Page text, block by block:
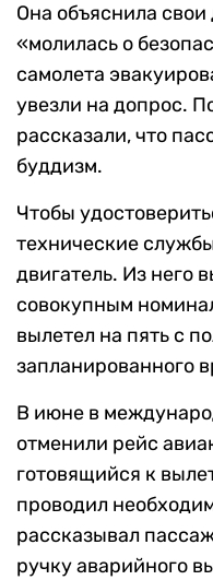
Она объяснила свои
«молилась о
самолета
увезли на допрос.
рассказали, что
буддизм.
Чтобы
технические
двигатель. Из него
совокупным
вылетел на пять с
запланированного
В июне в
отменили рейс
готовящийся к
проводил
рассказывал
ручку аварийного